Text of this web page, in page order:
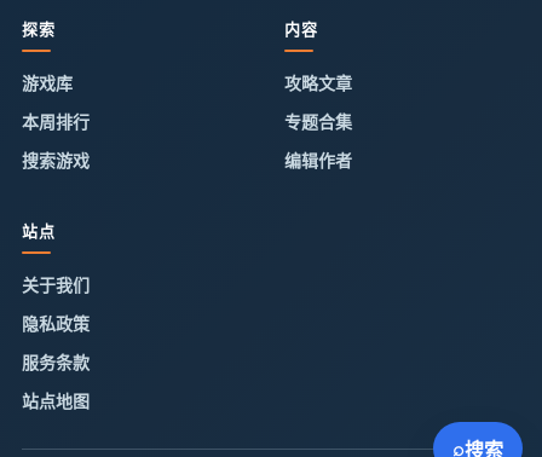
探索
游戏库
本周排行
搜索游戏
内容
攻略文章
专题合集
编辑作者
站点
关于我们
隐私政策
服务条款
站点地图
⌕搜索